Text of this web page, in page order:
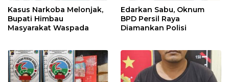
Kasus Narkoba Melonjak,
Bupati Himbau
Masyarakat Waspada
Edarkan Sabu, Oknum
BPD Persil Raya
Diamankan Polisi